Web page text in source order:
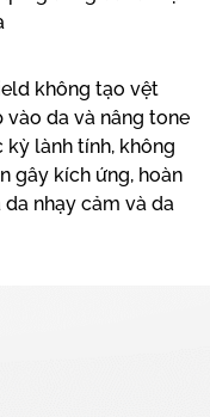
không tạo vệt
vào da và nâng tone
kỳ lành tính, không
gây kích ứng, hoàn
nhạy cảm và da